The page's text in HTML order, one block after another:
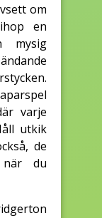
om
en
mysig
varje
utkik
de
du